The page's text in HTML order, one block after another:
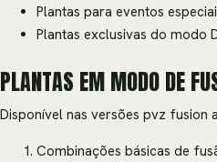
Plantas para eventos
Plantas exclusivas do modo
PLANTAS EM MODO DE
Disponível nas versões pvz fusion
Combinações básicas de